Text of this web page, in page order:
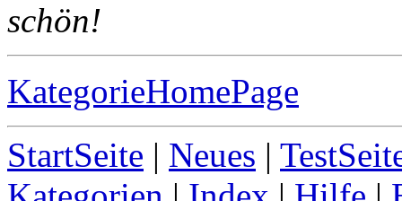
schön!
KategorieHomePage
StartSeite | Neues |